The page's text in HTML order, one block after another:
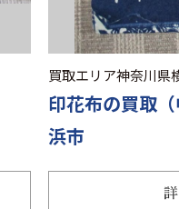
買取エリア神奈川県
印花布の買取
浜市